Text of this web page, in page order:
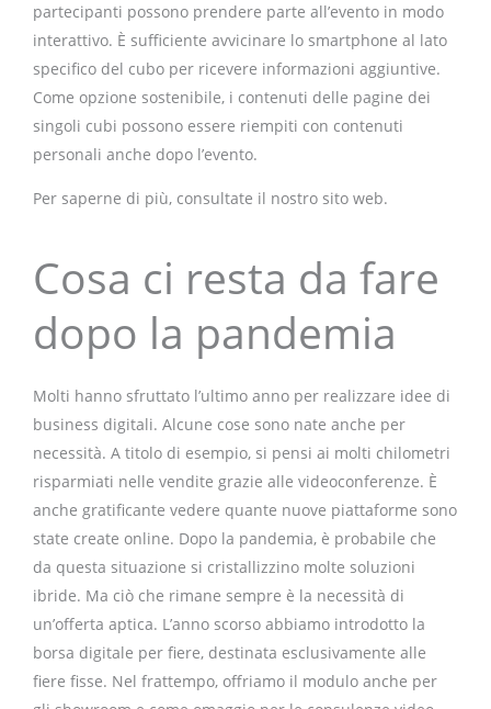
partecipanti possono prendere parte all’evento in modo
interattivo. È sufficiente avvicinare lo smartphone al lato
specifico del cubo per ricevere informazioni aggiuntive.
Come opzione sostenibile, i contenuti delle pagine dei
singoli cubi possono essere riempiti con contenuti
personali anche dopo l’evento.
Per saperne di più, consultate il nostro sito web.
Cosa ci resta da fare
dopo la pandemia
Molti hanno sfruttato l’ultimo anno per realizzare idee di
business digitali. Alcune cose sono nate anche per
necessità. A titolo di esempio, si pensi ai molti chilometri
risparmiati nelle vendite grazie alle videoconferenze. È
anche gratificante vedere quante nuove piattaforme sono
state create online. Dopo la pandemia, è probabile che
da questa situazione si cristallizzino molte soluzioni
ibride. Ma ciò che rimane sempre è la necessità di
un’offerta aptica. L’anno scorso abbiamo introdotto la
borsa digitale per fiere, destinata esclusivamente alle
fiere fisse. Nel frattempo, offriamo il modulo anche per